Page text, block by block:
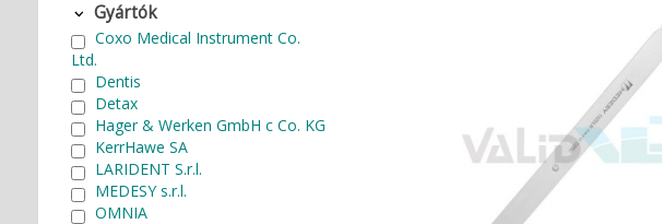
Gyártók
Coxo Medical Instrument Co.
Ltd.
Dentis
Detax
Hager & Werken GmbH c Co. KG
KerrHawe SA
LARIDENT S.r.l.
MEDESY s.r.l.
OMNIA